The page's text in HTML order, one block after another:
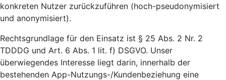
konkreten Nutzer zurückzuführen (hoch-pseudonymisiert
und anonymisiert).
Rechtsgrundlage für den Einsatz ist § 25 Abs. 2 Nr. 2
TDDDG und Art. 6 Abs. 1 lit. f) DSGVO. Unser
überwiegendes Interesse liegt darin, innerhalb der
bestehenden App-Nutzungs-/Kundenbeziehung eine